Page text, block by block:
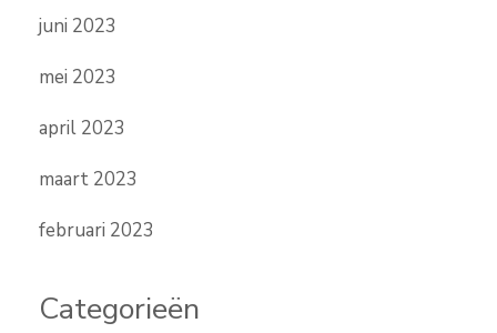
juni 2023
mei 2023
april 2023
maart 2023
februari 2023
Categorieën